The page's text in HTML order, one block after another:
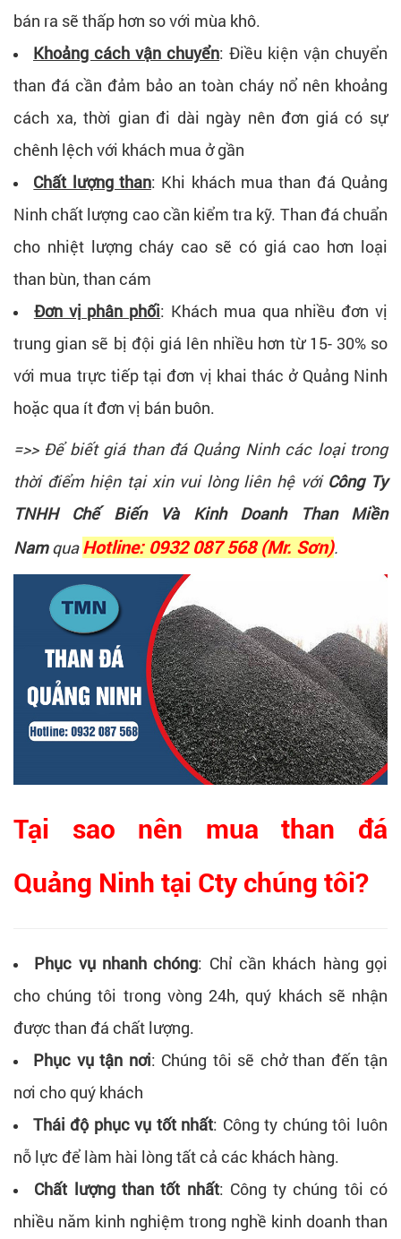
bán ra sẽ thấp hơn so với mùa khô.
Khoảng cách vận chuyển: Điều kiện vận chuyển
than đá cần đảm bảo an toàn cháy nổ nên khoảng
cách xa, thời gian đi dài ngày nên đơn giá có sự
chênh lệch với khách mua ở gần
Chất lượng than: Khi khách mua than đá Quảng
Ninh chất lượng cao cần kiểm tra kỹ. Than đá chuẩn
cho nhiệt lượng cháy cao sẽ có giá cao hơn loại
than bùn, than cám
Đơn vị phân phối: Khách mua qua nhiều đơn vị
trung gian sẽ bị đội giá lên nhiều hơn từ 15- 30% so
với mua trực tiếp tại đơn vị khai thác ở Quảng Ninh
hoặc qua ít đơn vị bán buôn.
=>> Để biết giá than đá Quảng Ninh các loại trong
thời điểm hiện tại xin vui lòng liên hệ với Công Ty
TNHH Chế Biến Và Kinh Doanh Than Miền
NamquaHotline: 0932 087 568 (Mr. Sơn).
Tại sao nên mua than đá
Quảng Ninh tại Cty chúng tôi?
Phục vụ nhanh chóng: Chỉ cần khách hàng gọi
cho chúng tôi trong vòng 24h, quý khách sẽ nhận
được than đá chất lượng.
Phục vụ tận nơi: Chúng tôi sẽ chở than đến tận
nơi cho quý khách
Thái độ phục vụ tốt nhất: Công ty chúng tôi luôn
nỗ lực để làm hài lòng tất cả các khách hàng.
Chất lượng than tốt nhất: Công ty chúng tôi có
nhiều năm kinh nghiệm trong nghề kinh doanh than